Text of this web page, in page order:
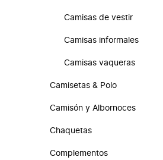
Camisas de vestir
Camisas informales
Camisas vaqueras
Camisetas & Polo
Camisón y Albornoces
Chaquetas
Complementos